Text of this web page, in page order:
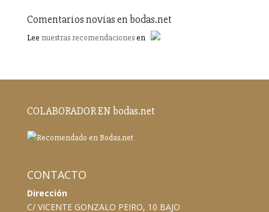
Comentarios novias en bodas.net
Lee nuestras recomendacionesen
COLABORADOR EN bodas.net
CONTACTO
Dirección
C/ VICENTE GONZALO PEIRO, 10 BAJO